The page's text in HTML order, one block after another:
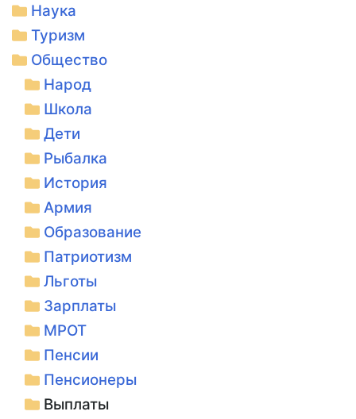
Наука
Туризм
Общество
Народ
Школа
Дети
Рыбалка
История
Армия
Образование
Патриотизм
Льготы
Зарплаты
МРОТ
Пенсии
Пенсионеры
Выплаты